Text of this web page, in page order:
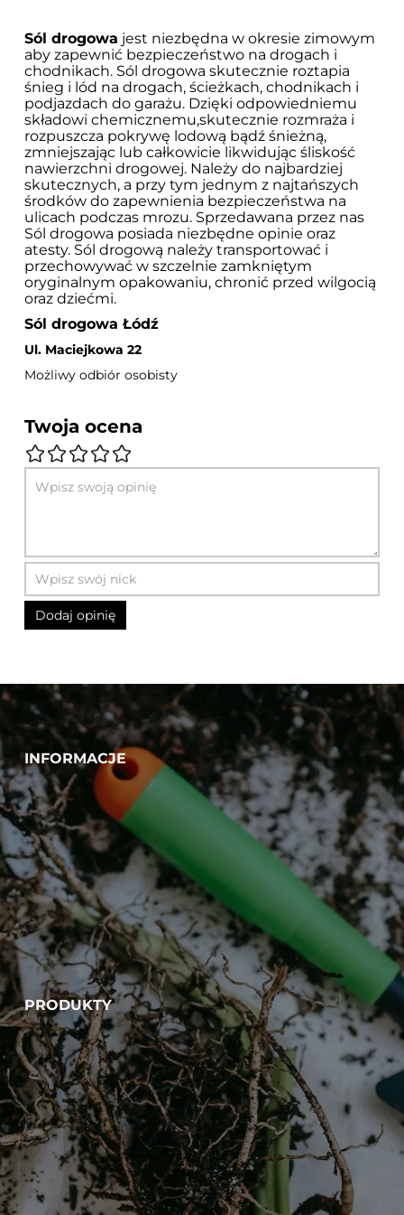
Sól drogowa jest niezbędna w okresie zimowym
aby zapewnić bezpieczeństwo na drogach i
chodnikach. Sól drogowa skutecznie roztapia
śnieg i lód na drogach, ścieżkach, chodnikach i
podjazdach do garażu. Dzięki odpowiedniemu
składowi chemicznemu,skutecznie rozmraża i
rozpuszcza pokrywę lodową bądź śnieżną,
zmniejszając lub całkowicie likwidując śliskość
nawierzchni drogowej. Należy do najbardziej
skutecznych, a przy tym jednym z najtańszych
środków do zapewnienia bezpieczeństwa na
ulicach podczas mrozu. Sprzedawana przez nas
Sól drogowa posiada niezbędne opinie oraz
atesty. Sól drogową należy transportować i
przechowywać w szczelnie zamkniętym
oryginalnym opakowaniu, chronić przed wilgocią
oraz dziećmi.
Sól drogowa Łódź
Ul. Maciejkowa 22
Możliwy odbiór osobisty
Twoja ocena
INFORMACJE
PRODUKTY